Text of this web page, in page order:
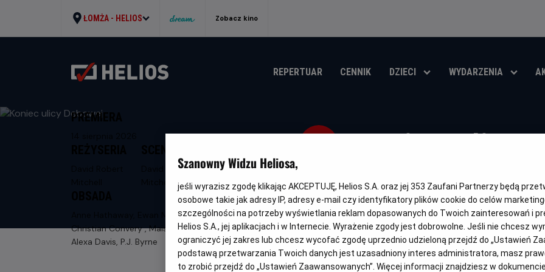
ŁOMŻA - HELIOS Zobacz kino
REPERTUAR CENNIK DZIECI WYDARZENIA
Koniec ulicy
tytuł
OBSERWUJ
PREMIERA
David Robert
Anne Hathaway, Ewan McGregor,
Christian Convery , Maisy Stella, Jordan
Alexa Davis, P.J. Byrne
WKRÓTCE
Szanowny Widzu Heliosa,
jeśli wyrazisz zgodę klikając AKCEPTUJĘ, Helios S.A. oraz jej 353 Zaufani Partnerzy będą
osobowe takie jak adresy IP, adresy e-mail czy identyfikatory plików cookie do celów
szczególności na potrzeby wyświetlania reklam dopasowanych do Twoich zainteresowań i
Helios S.A., jej aplikacjach i w Internecie. Wyrażenie zgody jest dobrowolne. Jeśli nie chcesz
ograniczyć jej zakres lub chcesz wycofać zgodę uprzednio udzieloną przejdź do „Ustawień
podstawą przetwarzania Twoich danych jest uzasadniony interes administratora, masz
to zrobić przejdź do „Ustawień Zaawansowanych”. Więcej informacji znajdziesz w dokumencie